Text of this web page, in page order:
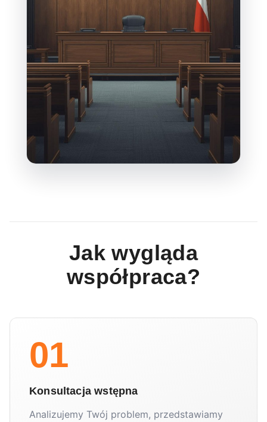
Jak wygląda
współpraca?
01
Konsultacja wstępna
Analizujemy Twój problem, przedstawiamy